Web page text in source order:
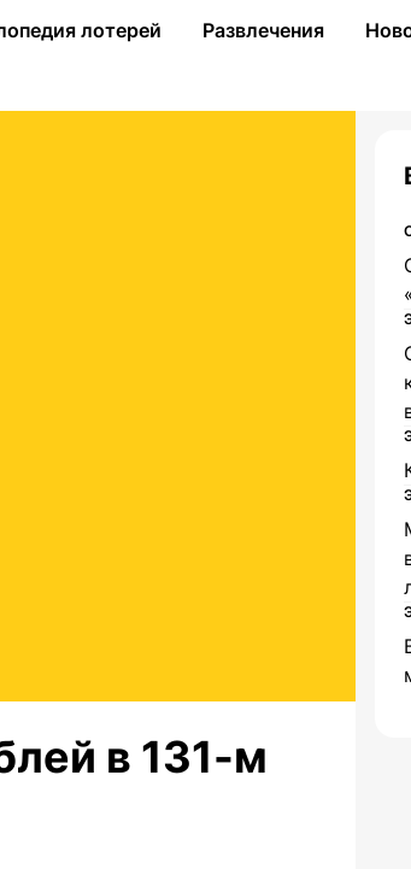
лотерей Развлечения
в 131-м